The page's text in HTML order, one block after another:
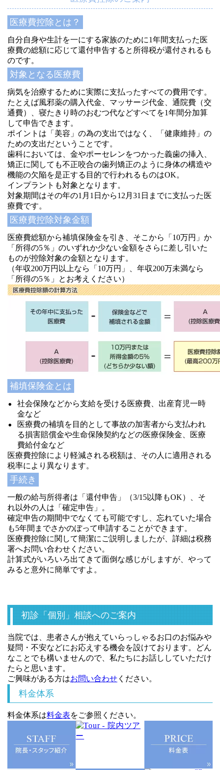
医療費控除とは？
自分自身や生計を一にする家族のために1年間支払った医
療費の総額に応じて還付申告すると所得税が還付されるも
のです。
対象となる医療費
病気を治療するために実際に支払ったすべての費用です。
たとえば風邪薬の購入代金、マッサージ代金、通院費（交
通費）、寝たきり時のおむつ代などすべてを1年間分加算
して申告できます。
ポイントは「美容」の為の支出ではなく、「健康維持」の
ための支出だということです。
歯科においては、金やポーセレンをつかった義歯の挿入、
矯正に関しても不正咬合の歯列矯正のように身体の構造や
機能の欠陥を是正する目的で行われるものはOK。
インプラントも対象となります。
対象期間はその年の1月1日から12月31日までに支払った医
療費です。
医療費控除対象金額
医療費総額から補填保険金を引き、そこから「10万円」か
「所得の5％」のいずれか少ない金額をさらに差し引いた
ものが控除対象の金額となります。
（年収200万円以上なら「10万円」、年収200万未満なら
「所得の5％」とお考えください）
補填保険金とは
社会保険などから支給を受ける医療費、出産育児一時
金など
医療費の補填を目的として事故の加害者から支払われ
る損害賠償金や生命保険契約などの医療保険金、医療
費給付金など
医療費控除により軽減される税額は、その人に適用される
税率により異なります。
手続き
一般の給与所得者は「還付申告」（3/15以降もOK）、そ
れ以外の人は「確定申告」。
確定申告の期間中でなくても可能ですし、忘れていた場合
も5年間までさかのぼって申請することができます。
医療費控除に関して簡潔にご説明しましたが、詳細は税務
署へお問い合わせください。
計算式がいろいろ出てきて面倒な感じがしますが、やって
みると意外に簡単ですよ。
初診「個別」相談へのご案内
当院では、患者さんが抱えていらっしゃるお口のお悩みや
疑問・不安などにお応えする機会を設けております。どん
なことでも構いませんので、私たちにお話ししていただけ
たらと思います。
ご興味がある方はお問い合わせください。
料金体系
料金体系は料金表をご参照ください。